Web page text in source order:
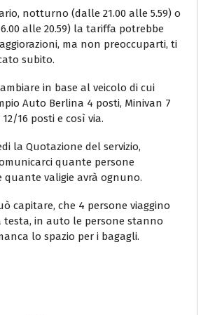
notturno (dalle 21.00 alle 5.59) o
alle 20.59) la tariffa potrebbe
ma non preoccuparti, ti
subito.
in base al veicolo di cui
Auto Berlina 4 posti, Minivan 7
16 posti e così via.
la Quotazione del servizio,
quante persone
quante valigie avrà ognuno.
capitare, che 4 persone viaggino
testa, in auto le persone stanno
lo spazio per i bagagli.